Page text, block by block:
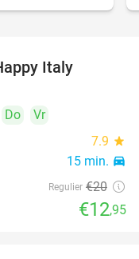
Italy
Do
Vr
7.9 star
15 min. directions_car
Regulier €20
€12,95